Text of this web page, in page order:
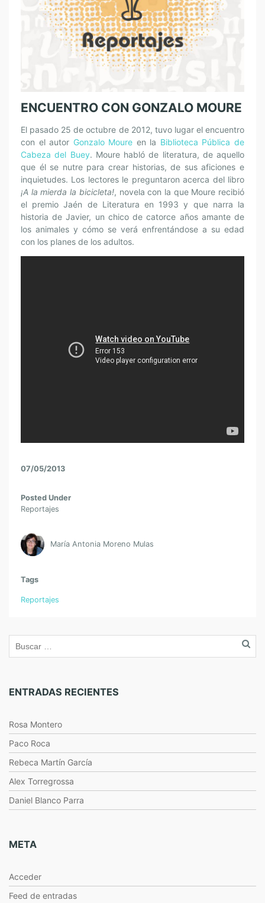
ENCUENTRO CON GONZALO MOURE
El pasado 25 de octubre de 2012, tuvo lugar el encuentro
con el autor Gonzalo Moure en la Biblioteca Pública de
Cabeza del Buey. Moure habló de literatura, de aquello
que él se nutre para crear historias, de sus aficiones e
inquietudes. Los lectores le preguntaron acerca del libro
¡A la mierda la bicicleta!, novela con la que Moure recibió
el premio Jaén de Literatura en 1993 y que narra la
historia de Javier, un chico de catorce años amante de
los animales y cómo se verá enfrentándose a su edad
con los planes de los adultos.
07/05/2013
Posted Under
Reportajes
María Antonia Moreno Mulas
Tags
Reportajes
ENTRADAS RECIENTES
Rosa Montero
Paco Roca
Rebeca Martín García
Alex Torregrossa
Daniel Blanco Parra
META
Acceder
Feed de entradas